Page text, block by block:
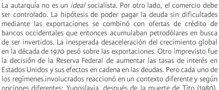
La autarquía no es un idealsocialista. Por otro lado, el comercio debe
ser controlado. La hipótesis de poder pagar la deuda sin dificultades
mediante las exportaciones se combinó con ofertas de crédito de
bancos occidentales que entonces acumulaban petrodólares en busca
de ser invertidos. La inesperada desaceleración del crecimiento global
en la década de 1970 pesó sobre las exportaciones. Otro imprevisto fue
la decisión de la Reserva Federal de aumentar las tasas de interés en
Estados Unidos y sus efectos en cadena en las deudas. Pero cada uno de
los regímenes involucrados reaccionó en un contexto diferente y según
opciones diferentes: Yugoslavia, después de la muerte de Tito (1980),